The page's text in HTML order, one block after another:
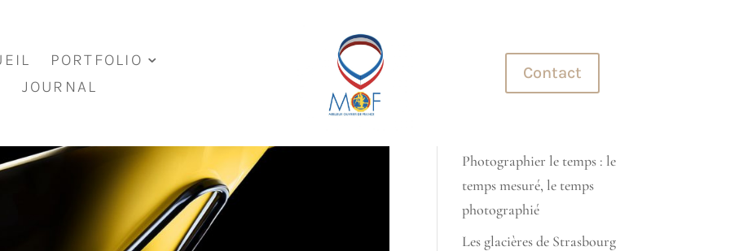
PORTFOLIO
JOURNAL
Contact
+33 (0)7 70 45 32 99
Photographier le temps : le
temps mesuré, le temps
photographié
Les glacières de Strasbourg